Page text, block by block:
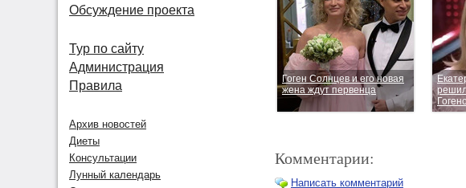
Гоген Солнцев и его новая
жена ждут первенца
Комментарии:
Написать комментарий
Обсуждение проекта
Тур по сайту
Администрация
Правила
Архив новостей
Диеты
Консультации
Лунный календарь